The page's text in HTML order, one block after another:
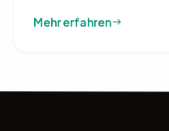
Mehr erfahren